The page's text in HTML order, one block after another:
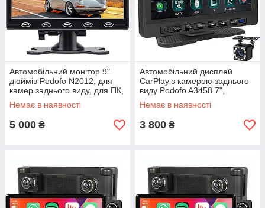
Автомобільний монітор 9"
дюймів Podofo N2012, для
камер заднього виду, для ПК,
12-24V
Немає в наявності
5 000 ₴
Автомобільний дисплей
CarPlay з камерою заднього
виду Podofo A3458 7",
сенсорний монітор з Apple
CarPlay та Android Auto,
Немає в наявності
3 800 ₴